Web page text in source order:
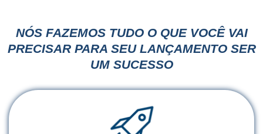
NÓS FAZEMOS TUDO O QUE VOCÊ VAI
PRECISAR PARA SEU LANÇAMENTO SER
UM SUCESSO